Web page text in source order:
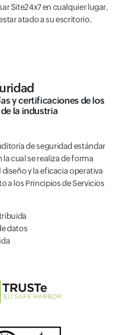
Site24x7 en cualquier lugar.
atado a su escritorio.
y certificaciones de los
la industria
de seguridad estándar
cual se realiza de forma
y la eficacia operativa
a los Principios de Servicios
datos